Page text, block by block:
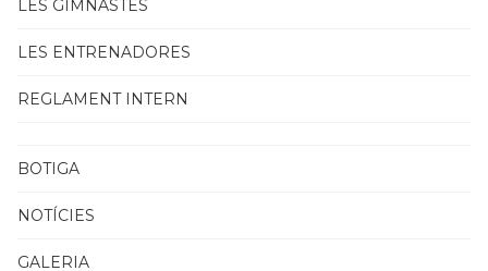
LES GIMNASTES
LES ENTRENADORES
REGLAMENT INTERN
BOTIGA
NOTÍCIES
GALERIA